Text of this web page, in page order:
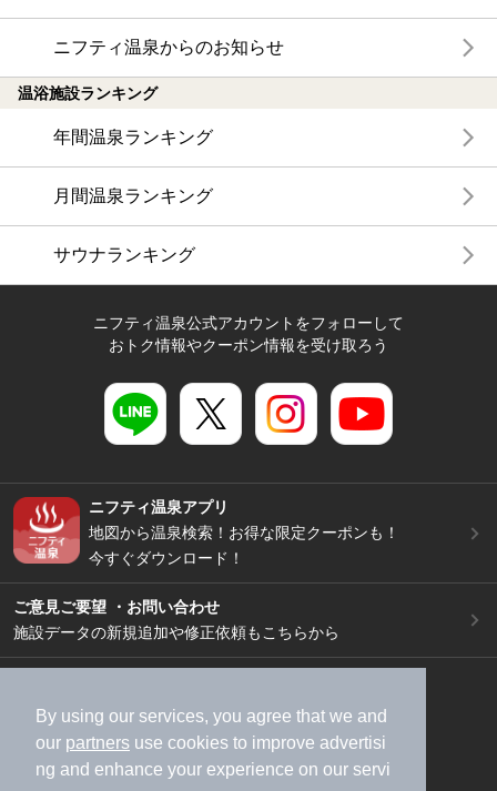
By using our services, you agree that we and
our partners use cookies to improve advertisi
ng and enhance your experience on our servi
ニフティ温泉からのお知らせ
温浴施設ランキング
年間温泉ランキング
月間温泉ランキング
サウナランキング
ニフティ温泉公式アカウントをフォローして
おトク情報やクーポン情報を受け取ろう
ニフティ温泉アプリ
地図から温泉検索！お得な限定クーポンも！
今すぐダウンロード！
ご意見ご要望 ・お問い合わせ
施設データの新規追加や修正依頼もこちらから
加盟店募集（資料請求）
広告出稿のご案内
利用規約
ライフスタイルMEMBERS+規約
特定商取引法に基づく表記
ヘルプ 採用情報